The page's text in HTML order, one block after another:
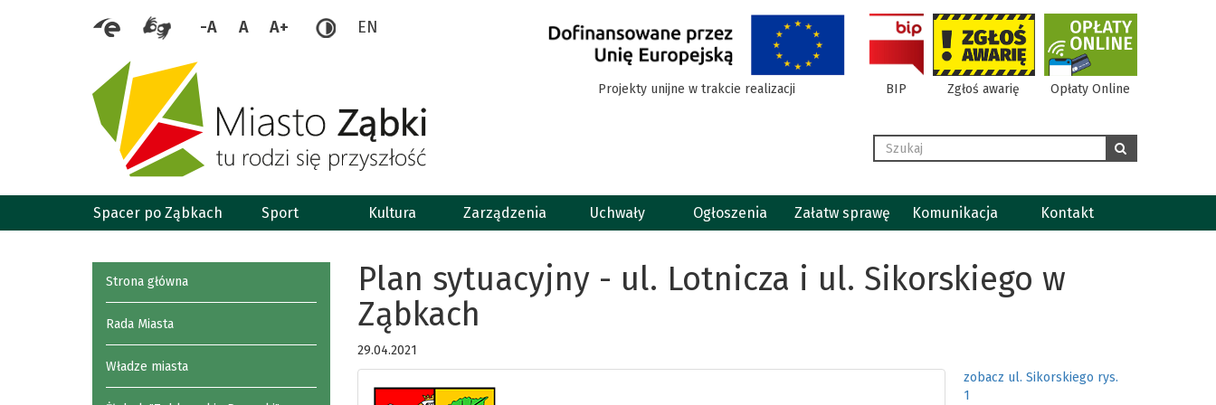
-A A A+ EN
Projekty unijne w trakcie realizacji BIP Zgłoś awarię Opłaty Online
Wyszukaj szukaj
Spacer po Ząbkach Sport Kultura Zarządzenia Uchwały Ogłoszenia Załatw sprawę Komunikacja Kontakt
Strona główna
Rada Miasta
Władze miasta
Plan sytuacyjny - ul. Lotnicza i ul. Sikorskiego w
Ząbkach
29.04.2021
zobacz ul. Sikorskiego rys.
1